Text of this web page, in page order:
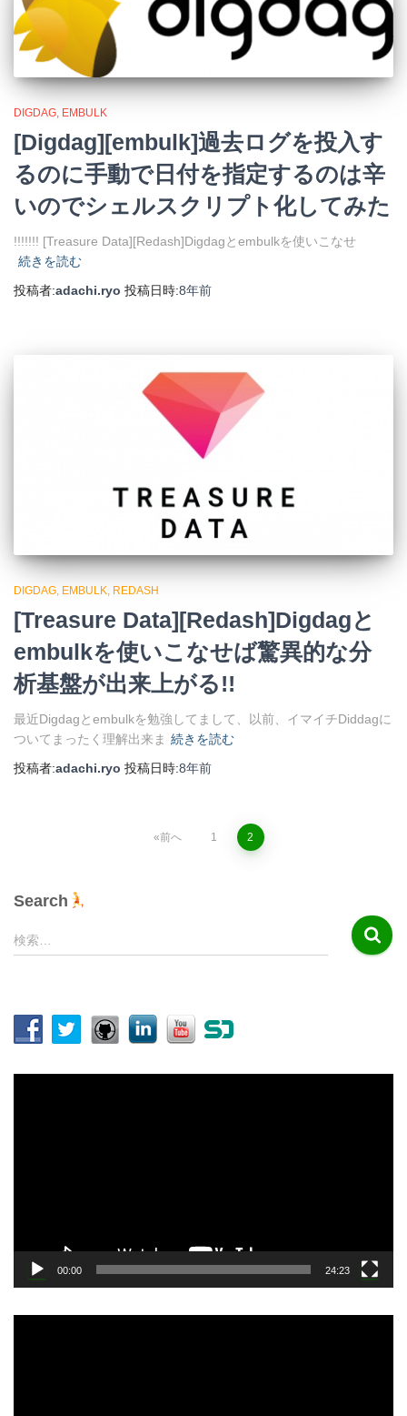
DIGDAG EMBULK
[Digdag][embulk]過去ログを投入す
るのに手動で日付を指定するのは辛
いのでシェルスクリプト化してみた
!!!!!!! [Treasure Data][Redash]Digdagとembulkを使いこなせ
続きを読む
投稿者:adachi.ryo 投稿日時:8年前
DIGDAG EMBULK REDASH
[Treasure Data][Redash]Digdagと
embulkを使いこなせば驚異的な分
析基盤が出来上がる!!
最近Digdagとembulkを勉強してまして、以前、イマイチDiddagに
ついてまったく理解出来ま 続きを読む
投稿者:adachi.ryo 投稿日時:8年前
ジ
前へ 1 2
Search
検
索
検索…
00:00 24:23